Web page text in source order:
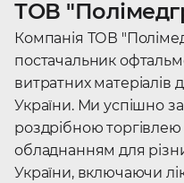
ТОВ
Компанія ТОВ
постачальник
витратних матеріалів
України. Ми успішно
роздрібною
обладнанням для
України, включаючи